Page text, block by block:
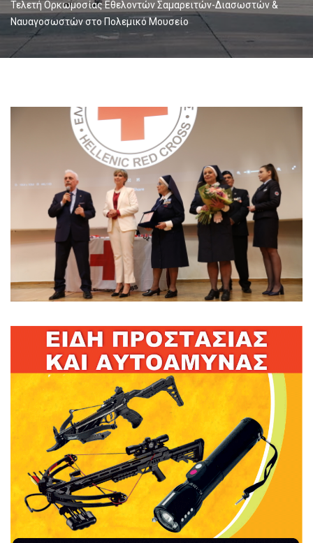
Τελετή Ορκωμοσίας Εθελοντών Σαμαρειτών-Διασωστών &
Ναυαγοσωστών στο Πολεμικό Μουσείο